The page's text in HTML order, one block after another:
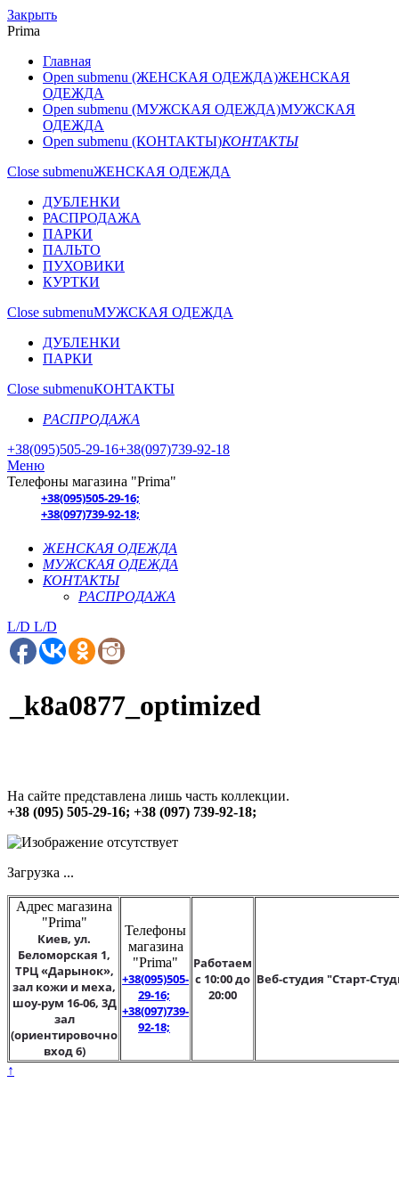
Закрыть
Prima
Главная
Open submenu (ЖЕНСКАЯ ОДЕЖДА)ЖЕНСКАЯ
ОДЕЖДА
Open submenu (МУЖСКАЯ ОДЕЖДА)МУЖСКАЯ
ОДЕЖДА
Open submenu (КОНТАКТЫ)КОНТАКТЫ
Close submenuЖЕНСКАЯ ОДЕЖДА
ДУБЛЕНКИ
РАСПРОДАЖА
ПАРКИ
ПАЛЬТО
ПУХОВИКИ
КУРТКИ
Close submenuМУЖСКАЯ ОДЕЖДА
ДУБЛЕНКИ
ПАРКИ
Close submenuКОНТАКТЫ
РАСПРОДАЖА
+38(095)505-29-16+38(097)739-92-18
Меню
Телефоны магазина "Prima"
+38(095)505-29-16;
+38(097)739-92-18;
ЖЕНСКАЯ ОДЕЖДА
МУЖСКАЯ ОДЕЖДА
КОНТАКТЫ
РАСПРОДАЖА
L/D L/D
_k8a0877_optimized
На сайте представлена лишь часть коллекции.
+38 (095) 505-29-16; +38 (097) 739-92-18;
Загрузка ...
Адрес магазина
"Prima"
Киев, ул.
Беломорская 1,
ТРЦ «Дарынок»,
зал кожи и меха,
шоу-рум 16-06, 3Д
зал
(ориентировочно
вход 6)
Телефоны
магазина
"Prima"
+38(095)505-
29-16;
+38(097)739-
92-18;
Работаем
с 10:00 до
20:00
Веб-студия "Старт-
↑